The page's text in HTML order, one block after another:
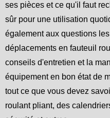
ses pièces et ce qu'il faut
sûr pour une utilisation
également aux questions
déplacements en fauteuil
conseils d'entretien et la
équipement en bon état de
tout ce que vous devez
roulant pliant, des